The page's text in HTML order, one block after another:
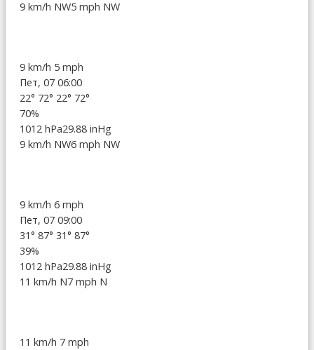
9 km/h NW5 mph NW
9 km/h 5 mph
Пет, 07 06:00
22° 72° 22° 72°
70%
1012 hPa29.88 inHg
9 km/h NW6 mph NW
9 km/h 6 mph
Пет, 07 09:00
31° 87° 31° 87°
39%
1012 hPa29.88 inHg
11 km/h N7 mph N
11 km/h 7 mph